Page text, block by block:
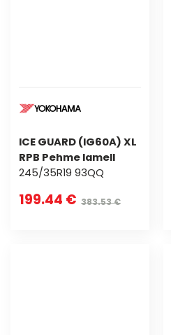
ICE GUARD (IG60A) XL
RPB Pehme lamell
245/35R19 93QQ
199.44 € 383.53 €